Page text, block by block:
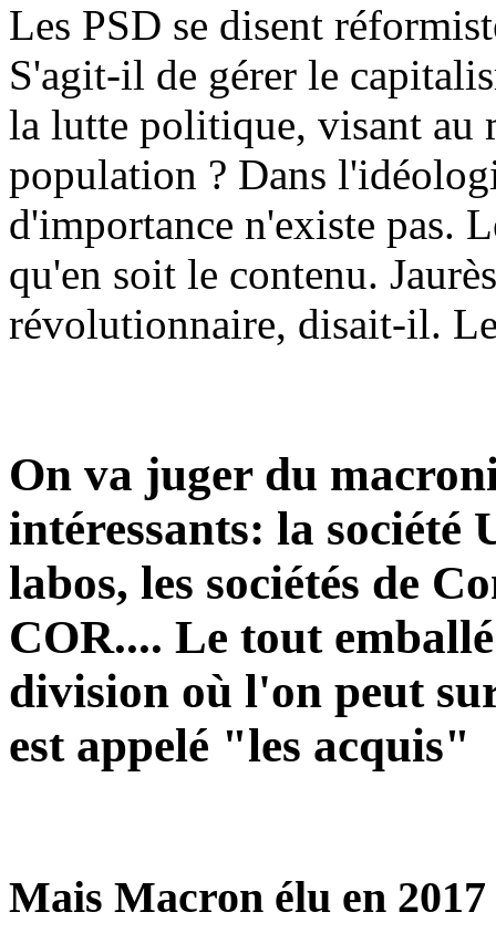
Les PSD se disent
S'agit-il de gérer le
la lutte politique, visant au
population ? Dans
d'importance n'existe pas.
qu'en soit le contenu.
révolutionnaire, disait-il.
On va juger du
intéressants: la société
labos, les sociétés de
COR.... Le tout
division où l'on peut
est appelé "les acquis"
Mais Macron élu en